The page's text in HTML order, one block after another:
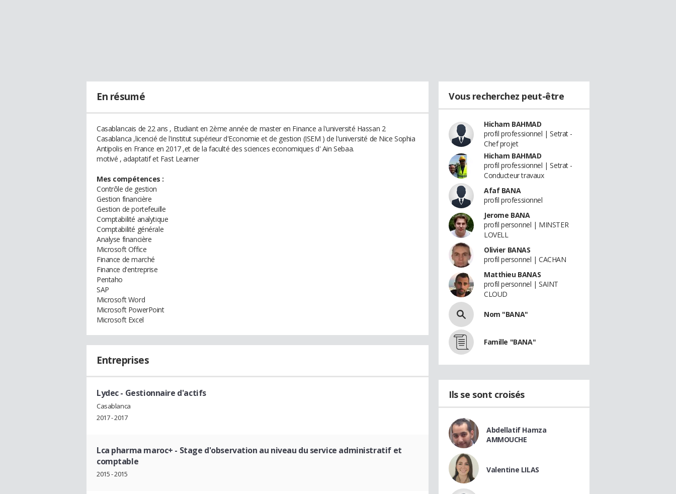
En résumé
Casablancais de 22 ans , Etudiant en 2ème année de master en Finance a l'université Hassan 2
Casablanca ,licencié de l'institut supérieur d'Economie et de gestion (ISEM ) de l'université de Nice Sophia
Antipolis en France en 2017 ,et de la faculté des sciences economiques d' Ain Sebaa.
motivé , adaptatif et Fast Learner
Mes compétences :
Contrôle de gestion
Gestion financière
Gestion de portefeuille
Comptabilité analytique
Comptabilité générale
Analyse financière
Microsoft Office
Finance de marché
Finance d'entreprise
Pentaho
SAP
Microsoft Word
Microsoft PowerPoint
Microsoft Excel
Entreprises
Lydec- Gestionnaire d'actifs
Casablanca
2017 - 2017
Lca pharma maroc+ - Stage d'observation au niveau du service administratif et
comptable
2015 - 2015
Vous recherchez peut-être
Hicham BAHMAD
profil professionnel | Setrat -
Chef projet
Hicham BAHMAD
profil professionnel | Setrat -
Conducteur travaux
Afaf BANA
profil professionnel
Jerome BANA
profil personnel | MINSTER
LOVELL
Olivier BANAS
profil personnel | CACHAN
Matthieu BANAS
profil personnel | SAINT
CLOUD
Nom "BANA"
Famille "BANA"
Ils se sont croisés
Abdellatif Hamza
AMMOUCHE
Valentine LILAS